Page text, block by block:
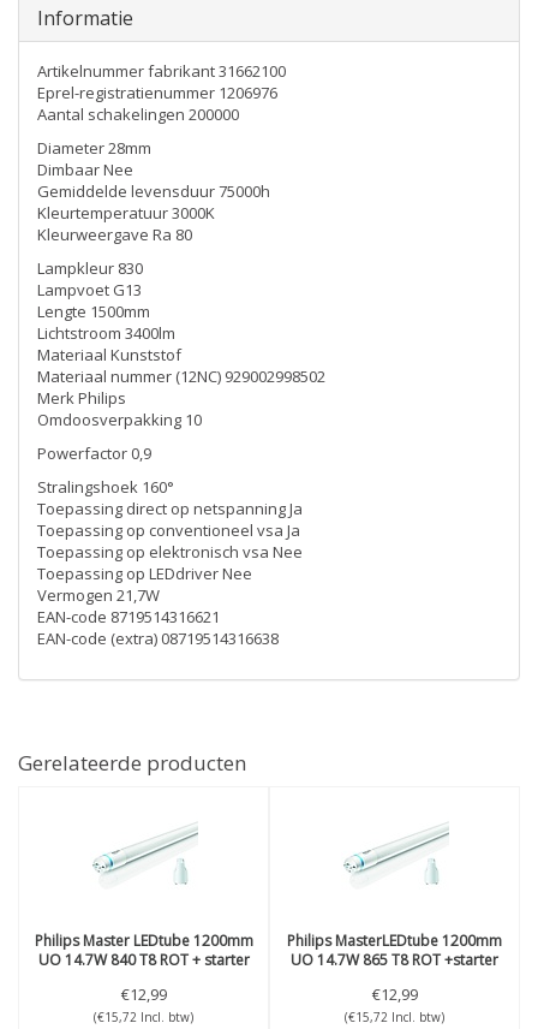
Informatie
Artikelnummer fabrikant 31662100
Eprel-registratienummer 1206976
Aantal schakelingen 200000
Diameter 28mm
Dimbaar Nee
Gemiddelde levensduur 75000h
Kleurtemperatuur 3000K
Kleurweergave Ra 80
Lampkleur 830
Lampvoet G13
Lengte 1500mm
Lichtstroom 3400lm
Materiaal Kunststof
Materiaal nummer (12NC) 929002998502
Merk Philips
Omdoosverpakking 10
Powerfactor 0,9
Stralingshoek 160°
Toepassing direct op netspanning Ja
Toepassing op conventioneel vsa Ja
Toepassing op elektronisch vsa Nee
Toepassing op LEDdriver Nee
Vermogen 21,7W
EAN-code 8719514316621
EAN-code (extra) 08719514316638
Gerelateerde producten
PhilipsMaster LEDtube 1200mm
UO 14.7W 840 T8 ROT + starter
€12,99
(€15,72 Incl. btw)
PhilipsMasterLEDtube 1200mm
UO 14.7W 865 T8 ROT +starter
€12,99
(€15,72 Incl. btw)